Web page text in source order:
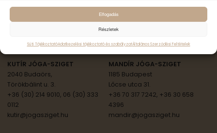
Elfogadás
Részletek
Süti TájékoztatóAdatkezelési tájékoztató és szabályzatÁltalános Szerződési Feltételek
ॐ Sivánanda Jóga Országszerte
KUTÍR JÓGA-SZIGET
2040 Budaörs,
Törökbálint u. 3.
+36 (30) 214 9010, 06 (30) 333
0112
kutir@jogasziget.hu
MANDÍR JÓGA-SZIGET
1185 Budapest
Lőcse utca 31.
+36 70 317 7242, +36 30 658
4396
mandir@jogasziget.hu